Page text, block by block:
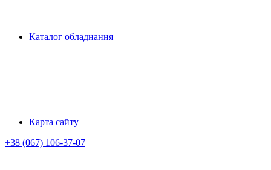
Каталог обладнання
Карта сайту
+38 (067) 106-37-07